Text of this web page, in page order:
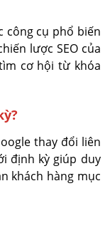
công cụ phổ biến
lược SEO của
cơ hội từ khóa
thay đổi liên
định kỳ giúp duy
khách hàng mục